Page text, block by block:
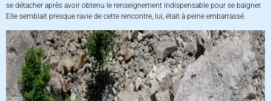
se détacher après avoir obtenu le renseignement indispensable pour se baigner.
Elle semblait presque ravie de cette rencontre, lui, était à peine embarrassé.